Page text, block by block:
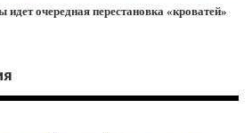
очередная перестановка «кроватей»